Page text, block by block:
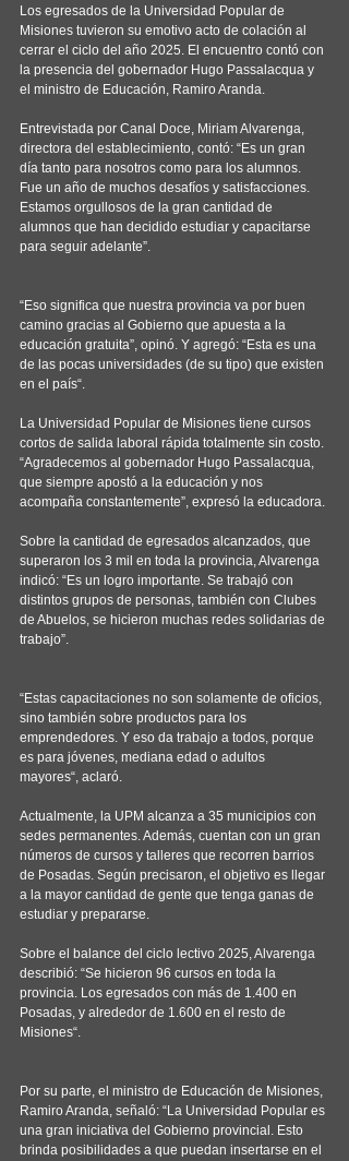
Los egresados de la Universidad Popular de
Misiones tuvieron su emotivo acto de colación al
cerrar el ciclo del año 2025. El encuentro contó con
la presencia del gobernador Hugo Passalacqua y
el ministro de Educación, Ramiro Aranda.
Entrevistada por Canal Doce, Miriam Alvarenga,
directora del establecimiento, contó: “Es un gran
día tanto para nosotros como para los alumnos.
Fue un año de muchos desafíos y satisfacciones.
Estamos orgullosos de la gran cantidad de
alumnos que han decidido estudiar y capacitarse
para seguir adelante”.
“Eso significa que nuestra provincia va por buen
camino gracias al Gobierno que apuesta a la
educación gratuita”, opinó. Y agregó: “Esta es una
de las pocas universidades (de su tipo) que existen
en el país“.
La Universidad Popular de Misiones tiene cursos
cortos de salida laboral rápida totalmente sin costo.
“Agradecemos al gobernador Hugo Passalacqua,
que siempre apostó a la educación y nos
acompaña constantemente”, expresó la educadora.
Sobre la cantidad de egresados alcanzados, que
superaron los 3 mil en toda la provincia, Alvarenga
indicó: “Es un logro importante. Se trabajó con
distintos grupos de personas, también con Clubes
de Abuelos, se hicieron muchas redes solidarias de
trabajo”.
“Estas capacitaciones no son solamente de oficios,
sino también sobre productos para los
emprendedores. Y eso da trabajo a todos, porque
es para jóvenes, mediana edad o adultos
mayores“, aclaró.
Actualmente, la UPM alcanza a 35 municipios con
sedes permanentes. Además, cuentan con un gran
números de cursos y talleres que recorren barrios
de Posadas. Según precisaron, el objetivo es llegar
a la mayor cantidad de gente que tenga ganas de
estudiar y prepararse.
Sobre el balance del ciclo lectivo 2025, Alvarenga
describió: “Se hicieron 96 cursos en toda la
provincia. Los egresados con más de 1.400 en
Posadas, y alrededor de 1.600 en el resto de
Misiones“.
Por su parte, el ministro de Educación de Misiones,
Ramiro Aranda, señaló: “La Universidad Popular es
una gran iniciativa del Gobierno provincial. Esto
brinda posibilidades a que puedan insertarse en el